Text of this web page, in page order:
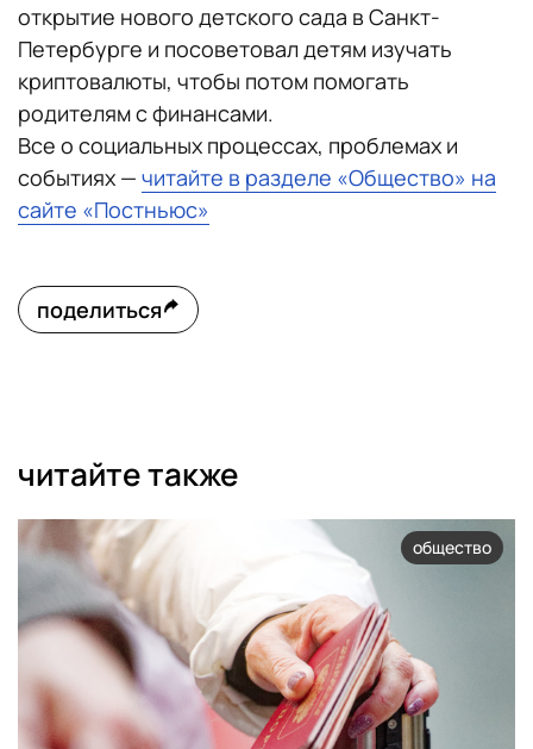
открытие нового детского сада в Санкт-
Петербурге и посоветовал детям изучать
криптовалюты, чтобы потом помогать
родителям с финансами.
Все о социальных процессах, проблемах и
событиях — читайте в разделе «Общество» на
сайте «Постньюс»
поделиться
читайте также
общество